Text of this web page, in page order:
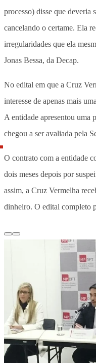
processo) disse que deveria
cancelando o certame. Ela
irregularidades que ela
Jonas Bessa, da Decap.
No edital em que a Cruz
interesse de apenas mais
A entidade apresentou uma
chegou a ser avaliada pela
O contrato com a entidade
dois meses depois por
assim, a Cruz Vermelha
dinheiro. O edital completo